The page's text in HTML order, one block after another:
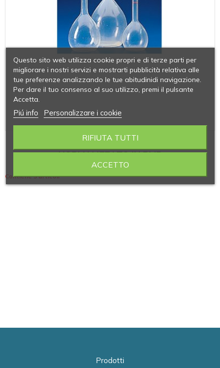
NORMALIZZATO IN PMP
Contiene 5 articoli
Prodotti
Questo sito web utilizza cookie propri e di terze parti per
migliorare i nostri servizi e mostrarti pubblicità relativa alle
tue preferenze analizzando le tue abitudinidi navigazione.
Per dare il tuo consenso al suo utilizzo, premi il pulsante
Accetta.
Piú info Personalizzare i cookie
RIFIUTA TUTTI
ACCETTO